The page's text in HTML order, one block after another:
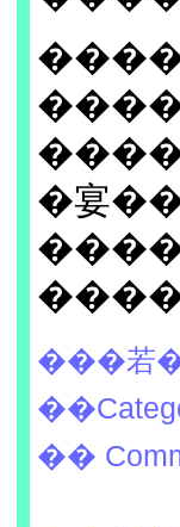
����
�宴
���若
��